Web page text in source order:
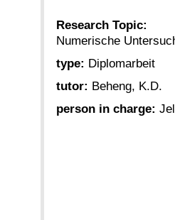
Research Topic:
Numerische
type: Diplomarbeit
tutor: Beheng, K.D.
person in charge: